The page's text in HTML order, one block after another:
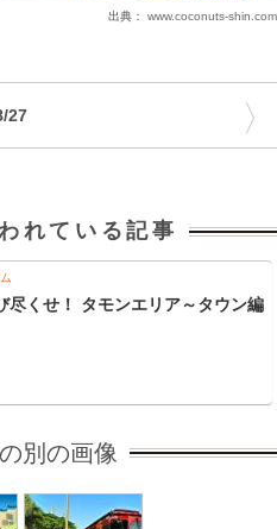
出典： www.coconuts-shin.com
27 〉
れている記事
尽くせ！ タモンエリア～タウン編
別の画像